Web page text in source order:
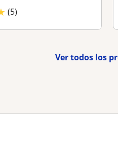
(5)
Ver todos los